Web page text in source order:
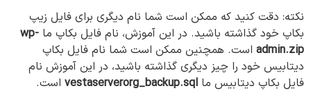
نکته: دقت کنید که ممکن است شما نام دیگری برای فایل زیپ
بکاپ خود گذاشته باشید. در این آموزش، نام فایل بکاپ ما wp-
admin.zip است. همچنین ممکن است شما نام فایل بکاپ
دیتابیس خود را چیز دیگری گذاشته باشید، در این آموزش نام
فایل بکاپ دیتابیس ما vestaserverorg_backup.sql است.